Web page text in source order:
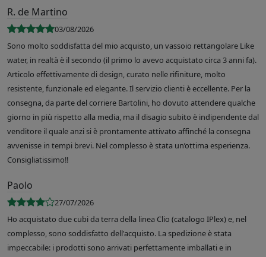
R. de Martino
03/08/2026
Sono molto soddisfatta del mio acquisto, un vassoio rettangolare Like
water, in realtà è il secondo (il primo lo avevo acquistato circa 3 anni fa).
Articolo effettivamente di design, curato nelle rifiniture, molto
resistente, funzionale ed elegante. Il servizio clienti è eccellente. Per la
consegna, da parte del corriere Bartolini, ho dovuto attendere qualche
giorno in più rispetto alla media, ma il disagio subito è indipendente dal
venditore il quale anzi si è prontamente attivato affinché la consegna
avvenisse in tempi brevi. Nel complesso è stata un’ottima esperienza.
Consigliatissimo!!
Paolo
27/07/2026
Ho acquistato due cubi da terra della linea Clio (catalogo IPlex) e, nel
complesso, sono soddisfatto dell'acquisto. La spedizione è stata
impeccabile: i prodotti sono arrivati perfettamente imballati e in